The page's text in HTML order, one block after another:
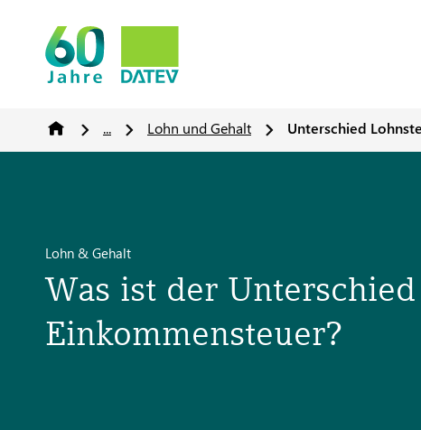
... Lohn und Gehalt Unterschied
Lohn & Gehalt
Was ist der
Einkommensteuer?